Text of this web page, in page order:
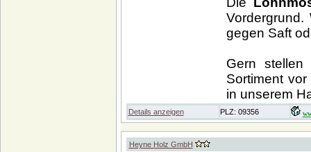
gegen Saft
Gern stellen
Sortiment
in unserem
Details anzeigen PLZ: 09356
Heyne Holz GmbH